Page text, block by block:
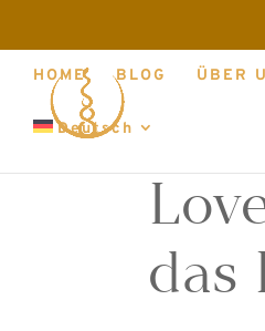
HOME BLOG ÜBER
Deutsch
das